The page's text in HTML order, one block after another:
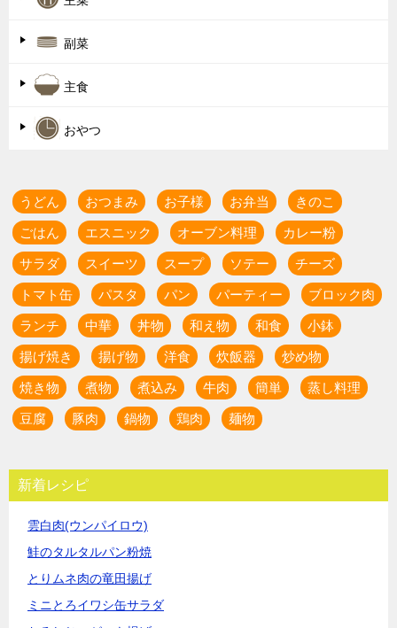
副菜
主食
おやつ
うどん おつまみ お子様 お弁当 きのこ
ごはん エスニック オーブン料理 カレー粉
サラダ スイーツ スープ ソテー チーズ
トマト缶 パスタ パン パーティー ブロック肉
ランチ 中華 丼物 和え物 和食 小鉢
揚げ焼き 揚げ物 洋食 炊飯器 炒め物
焼き物 煮物 煮込み 牛肉 簡単 蒸し料理
豆腐 豚肉 鍋物 鶏肉 麺物
新着レシピ
雲白肉(ウンパイロウ)
鮭のタルタルパン粉焼
とりムネ肉の竜田揚げ
ミニとろイワシ缶サラダ